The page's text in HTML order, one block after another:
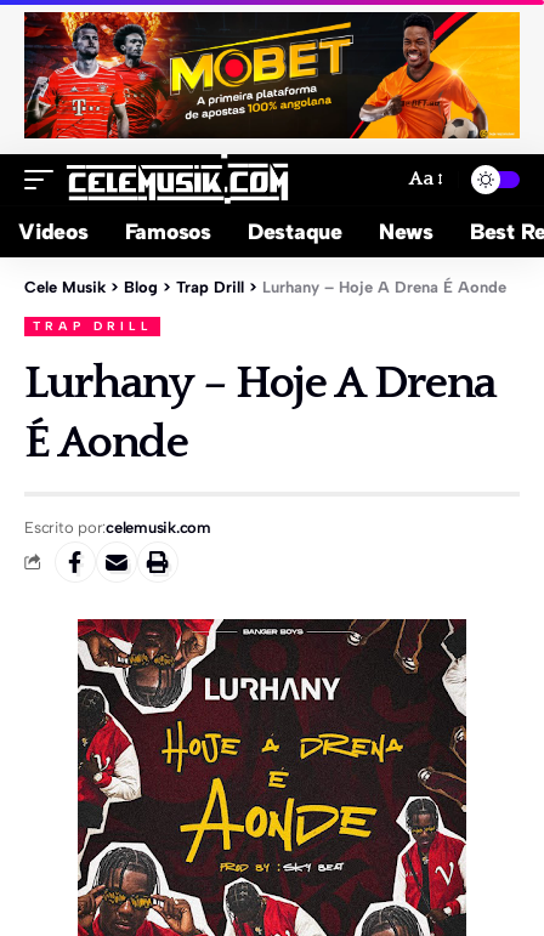
Aa
Videos Famosos Destaque News Best
Cele Musik > Blog > Trap Drill > Lurhany – Hoje A Drena É Aonde
TRAP DRILL
Lurhany – Hoje A Drena
É Aonde
Escrito por:celemusik.com